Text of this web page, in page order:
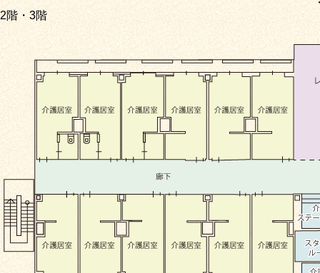
2階・3階